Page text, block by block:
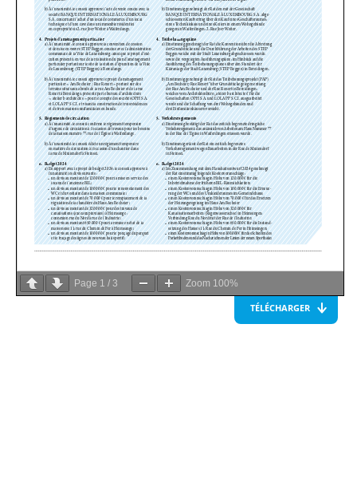
Page 1 / 3 Zoom 100%
TÉLÉCHARGER